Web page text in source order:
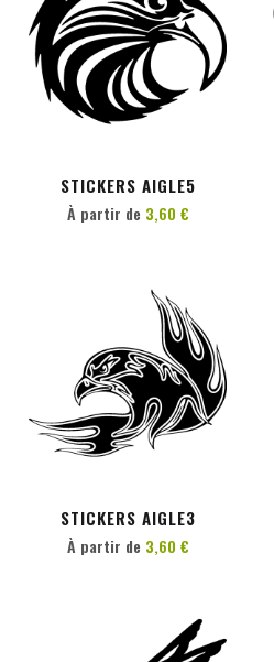
STICKERS AIGLE5
PERSONNALISER
À partir de 3,60 €
STICKERS AIGLE3
PERSONNALISER
À partir de 3,60 €